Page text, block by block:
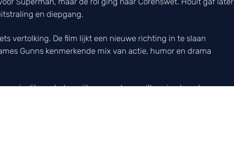
en diepgang.
vertolking. De film lijkt een nieuwe richting in te slaan
Gunns kenmerkende mix van actie, humor en drama
ons is dit een belangrijk moment: we willen zien hoe deze